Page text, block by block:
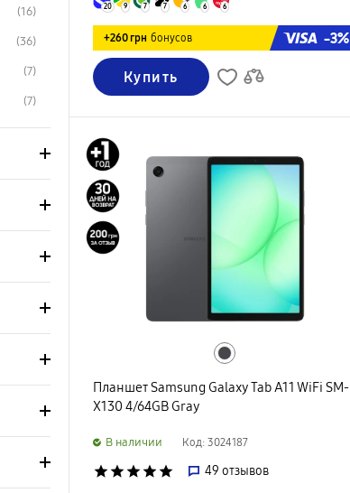
(16)
(36)
(7)
(7)
20 9 7 7 6 6 6
+260 грн бонусов -3%
Купить
Планшет Samsung Galaxy Tab A11 WiFi SM-
X130 4/64GB Gray
B наличии Код: 3024187
star star star star star 49 отзывов